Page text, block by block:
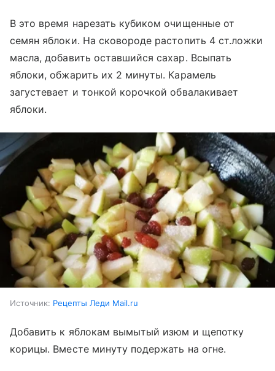
В это время нарезать кубиком очищенные от
семян яблоки. На сковороде растопить 4 ст.ложки
масла, добавить оставшийся сахар. Всыпать
яблоки, обжарить их 2 минуты. Карамель
загустевает и тонкой корочкой обвалакивает
яблоки.
Источник: Рецепты Леди Mail.ru
Добавить к яблокам вымытый изюм и щепотку
корицы. Вместе минуту подержать на огне.